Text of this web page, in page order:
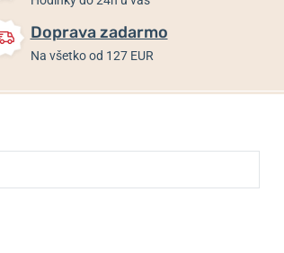
Doprava zadarmo
Na všetko od 127 EUR